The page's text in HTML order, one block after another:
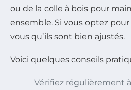
ou de la colle à bois pour
ensemble. Si vous optez
vous qu’ils sont bien ajustés.
Voici quelques conseils
Vérifiez régulièrement